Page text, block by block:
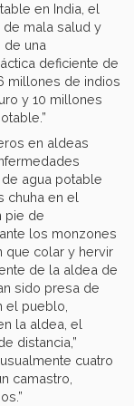
en India, el
de mala salud y
de una
deficiente de
millones de indios
y 10 millones
en aldeas
agua potable
chuha en el
pie de
los monzones
que colar y hervir
de la aldea de
sido presa de
el pueblo,
la aldea, el
distancia,”
cuatro
camastro,